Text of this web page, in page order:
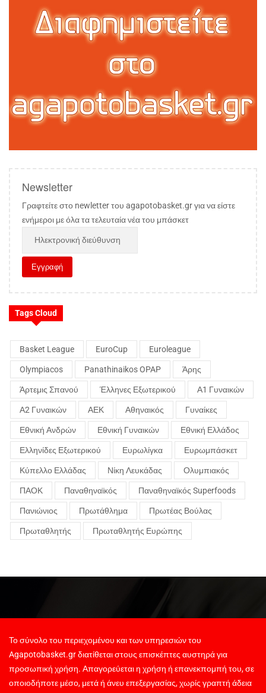
Newsletter
Γραφτείτε στο newletter του agapotobasket.gr για να είστε
ενήμεροι με όλα τα τελευταία νέα του μπάσκετ
Tags Cloud
Basket League EuroCup Euroleague
Olympiacos Panathinaikos OPAP Άρης
Άρτεμις Σπανού Έλληνες Εξωτερικού Α1 Γυναικών
Α2 Γυναικών ΑΕΚ Αθηναικός Γυναίκες
Εθνική Ανδρών Εθνική Γυναικών Εθνική Ελλάδος
Ελληνίδες Εξωτερικού Ευρωλίγκα Ευρωμπάσκετ
Κύπελλο Ελλάδας Νίκη Λευκάδας Ολυμπιακός
ΠΑΟΚ Παναθηναϊκός Παναθηναϊκός Superfoods
Πανιώνιος Πρωτάθλημα Πρωτέας Βούλας
Πρωταθλητής Πρωταθλητής Ευρώπης
Το σύνολο του περιεχομένου και των υπηρεσιών του
Agapotobasket.gr διατίθεται στους επισκέπτες αυστηρά για
προσωπική χρήση. Απαγορεύεται η χρήση ή επανεκπομπή του, σε
οποιοδήποτε μέσο, μετά ή άνευ επεξεργασίας, χωρίς γραπτή άδεια